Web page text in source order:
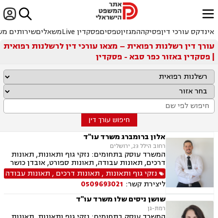

ﱐ
אינדקס עורכי דיןפסיקההמגזיןטפסיםפסקדין Live משאליםשירותים
עורך דין רשלנות רפואית – מצאו עורכי דין לרשלנות רפואית
| פסקדין באזור כפר סבא - פסקדין
חיפוש עורך דין
אלון ברומברג משרד עו"ד
רחוב הילל 23, ירושלים
המשרד עוסק בתחומים: נזקי גוף ותאונות, תאונות
דרכים, תאונות עבודה, תאונות ספורט, אובדן כושר
עבודה, תאונות תלמידים, רשלנות רפואית, רשלנות
רפואית- הריון ולידה, ביטוח לאומי
נזקי גוף ותאונות , תאונות דרכים , תאונות עבודה
ליצירת קשר: 0509693021
שושן ניסים שלו משרד עו"ד
רמת-גן